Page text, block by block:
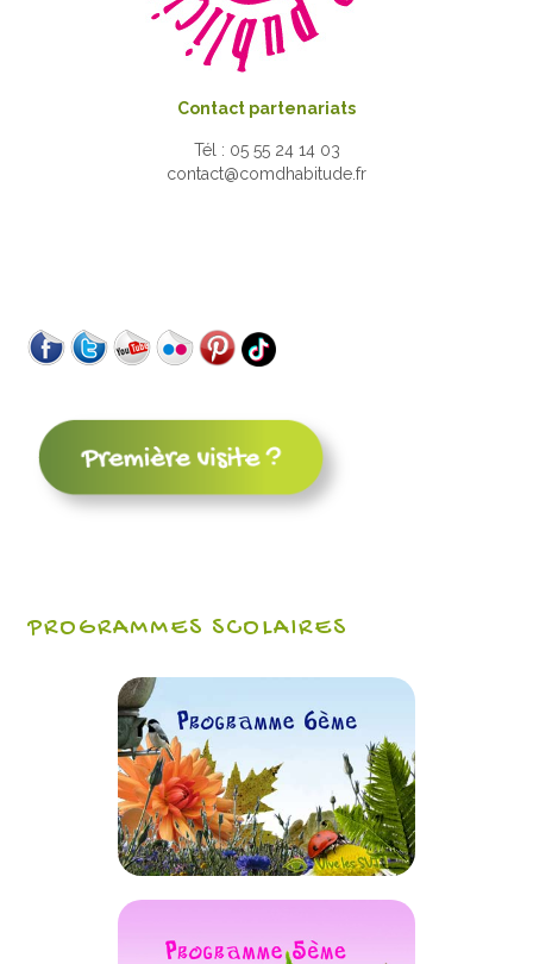
Contact partenariats
Tél : 05 55 24 14 03
contact@comdhabitude.fr
PROGRAMMES SCOLAIRES